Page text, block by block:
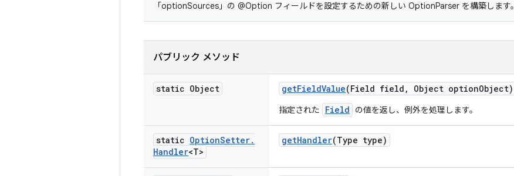
「optionSources」の @Option フィールドを設定するための新しい OptionParser を構築します。
パブリック メソッド
static Object getFieldValue(Field field , Object optionObject)
指定された Field の値を返し、例外を処理します。
static OptionSetter.
Handler<T>
getHandler(Type type)